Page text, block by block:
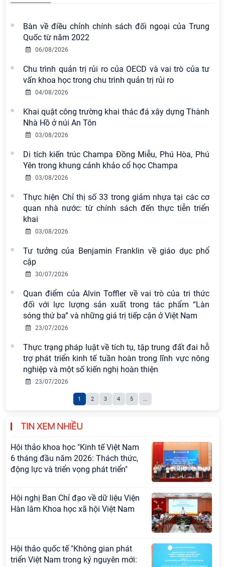
Bàn về điều chỉnh chính sách đối ngoại của Trung
Quốc từ năm 2022
06/08/2026
Chu trình quản trị rủi ro của OECD và vai trò của tư
vấn khoa học trong chu trình quản trị rủi ro
04/08/2026
Khai quật công trường khai thác đá xây dựng Thành
Nhà Hồ ở núi An Tôn
03/08/2026
Di tích kiến trúc Champa Đồng Miễu, Phú Hòa, Phú
Yên trong khung cảnh khảo cổ học Champa
03/08/2026
Thực hiện Chỉ thị số 33 trong giảm nhựa tại các cơ
quan nhà nước: từ chính sách đến thực tiễn triển
khai
03/08/2026
Tư tưởng của Benjamin Franklin về giáo dục phổ
cập
30/07/2026
Quan điểm của Alvin Toffler về vai trò của tri thức
đối với lực lượng sản xuất trong tác phẩm “Làn
sóng thứ ba” và những giá trị tiếp cận ở Việt Nam
23/07/2026
Thực trạng pháp luật về tích tụ, tập trung đất đai hỗ
trợ phát triển kinh tế tuần hoàn trong lĩnh vực nông
nghiệp và một số kiến nghị hoàn thiện
23/07/2026
1 2 3 4 5 ...
TIN XEM NHIỀU
Viện Hàn lâm Khoa học xã hội Việt
Nam có 02 tác phẩm đạt giải khuyến
khích tại Cuộc thi chính luận bảo vệ
nền tảng tư tưởng của Đảng năm
2026
chuyên đề: Đẩy mạnh học tập, thực
hành tư tưởng, đạo đức, phương
pháp, phong cách Hồ Chí Minh trong
giai đoạn phát triển mới
Hội thảo khoa học quốc tế “Không
gian phát triển Việt Nam trong kỷ
nguyên mới: Định hướng chiến lược
vào thứ ba, ngày 28/7/2026
Tọa đàm Giao lưu chuyên đề về
những kinh nghiệm quan trọng của
Cộng sản Việt Nam trong lãnh đạo
sự nghiệp xây dựng chủ nghĩa xã hội
Hội nghị Lãnh đạo Viện Hàn lâm
Khoa học xã hội Việt Nam làm việc
với Ban Chủ nhiệm các Chương trình
cấp Bộ
Hội thảo khoa học "Kinh tế Việt Nam
6 tháng đầu năm 2026: Thách thức,
động lực và triển vọng phát triển"
Hội nghị Ban Chỉ đạo về dữ liệu Viện
Hàn lâm Khoa học xã hội Việt Nam
Hội thảo quốc tế "Không gian phát
triển Việt Nam trong kỷ nguyên mới: